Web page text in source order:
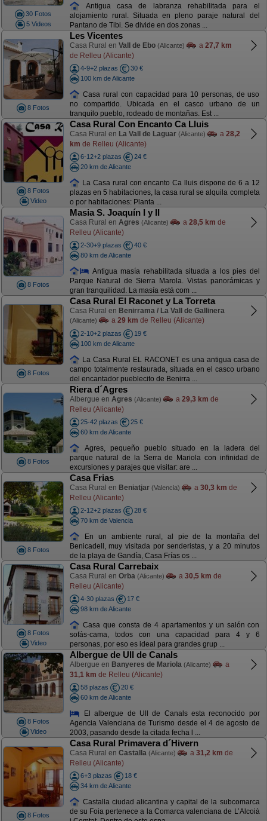
30 Fotos
5 Videos
Antigua casa de labranza rehabilitada para el
alojamiento rural. Situada en pleno paraje natural del
Pantano de Tibi. Se divide en dos zonas ...
8 Fotos
Les Vicentes
Casa Rural en Vall de Ebo (Alicante) a 27,7 km
de Relleu (Alicante)
4-9+2 plazas
30 €
100 km de Alicante
Casa rural con capacidad para 10 personas, de uso
no compartido. Ubicada en el casco urbano de un
tranquilo pueblo, rodeado de montañas. Est ...
8 Fotos
Video
Casa Rural Con Encanto Ca Lluis
Casa Rural en La Vall de Laguar (Alicante) a 28,2
km de Relleu (Alicante)
6-12+2 plazas
24 €
20 km de Alicante
La Casa rural con encanto Ca lluis dispone de 6 a 12
plazas en 5 habitaciones, la casa rural se alquila completa
o por habitaciones: Planta ...
8 Fotos
Masia S. Joaquín I y II
Casa Rural en Agres (Alicante) a 28,5 km de
Relleu (Alicante)
2-30+9 plazas
40 €
80 km de Alicante
Antigua masía rehabilitada situada a los pies del
Parque Natural de Sierra Marola. Vistas panorámicas y
gran tranquilidad. La masía está com ...
8 Fotos
Casa Rural El Raconet y La Torreta
Casa Rural en Benirrama / La Vall de Gallinera
(Alicante) a 29 km de Relleu (Alicante)
2-10+2 plazas
19 €
100 km de Alicante
La Casa Rural EL RACONET es una antigua casa de
campo totalmente restaurada, situada en el casco urbano
del encantador pueblecito de Benirra ...
8 Fotos
Riera d´Agres
Albergue en Agres (Alicante) a 29,3 km de
Relleu (Alicante)
25-42 plazas
25 €
60 km de Alicante
Agres, pequeño pueblo situado en la ladera del
parque natural de la Serra de Mariola con infinidad de
excursiones y parajes que visitar: are ...
8 Fotos
Casa Frias
Casa Rural en Beniatjar (Valencia) a 30,3 km de
Relleu (Alicante)
2-12+2 plazas
28 €
70 km de Valencia
En un ambiente rural, al pie de la montaña del
Benicadell, muy visitada por senderistas, y a 20 minutos
de la playa de Gandía, Casa Frías os ...
8 Fotos
Video
Casa Rural Carrebaix
Casa Rural en Orba (Alicante) a 30,5 km de
Relleu (Alicante)
4-30 plazas
17 €
98 km de Alicante
Casa que consta de 4 apartamentos y un salón con
sofás-cama, todos con una capacidad para 4 y 6
personas, por eso es ideal para grandes grup ...
8 Fotos
Video
Albergue de Ull de Canals
Albergue en Banyeres de Mariola (Alicante)
a
31,1 km de Relleu (Alicante)
58 plazas
20 €
60 km de Alicante
El albergue de Ull de Canals esta reconocido por
Agencia Valenciana de Turismo desde el 4 de agosto de
2003, pasando desde la citada fecha l ...
8 Fotos
Casa Rural Primavera d´Hivern
Casa Rural en Castalla (Alicante) a 31,2 km de
Relleu (Alicante)
6+3 plazas
18 €
34 km de Alicante
Castalla ciudad alicantina y capital de la subcomarca
de su Foia pertenece a la Comarca valenciana de L’Alcoià